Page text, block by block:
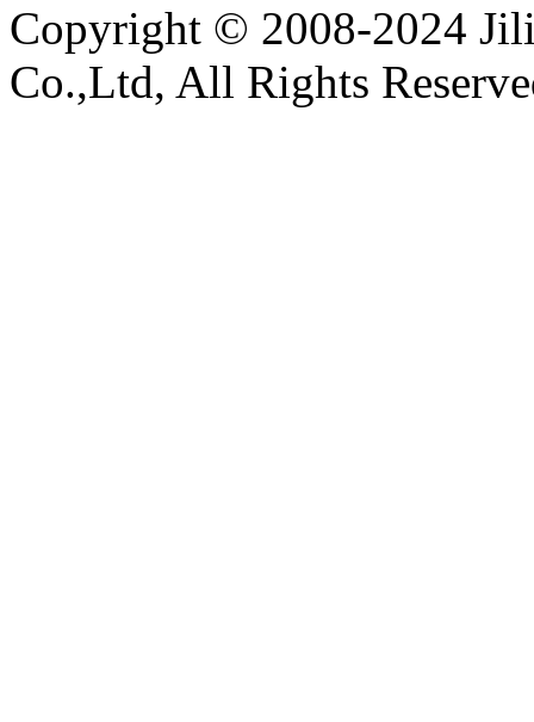
Copyright © 2008-2024
Co.,Ltd, All Rights